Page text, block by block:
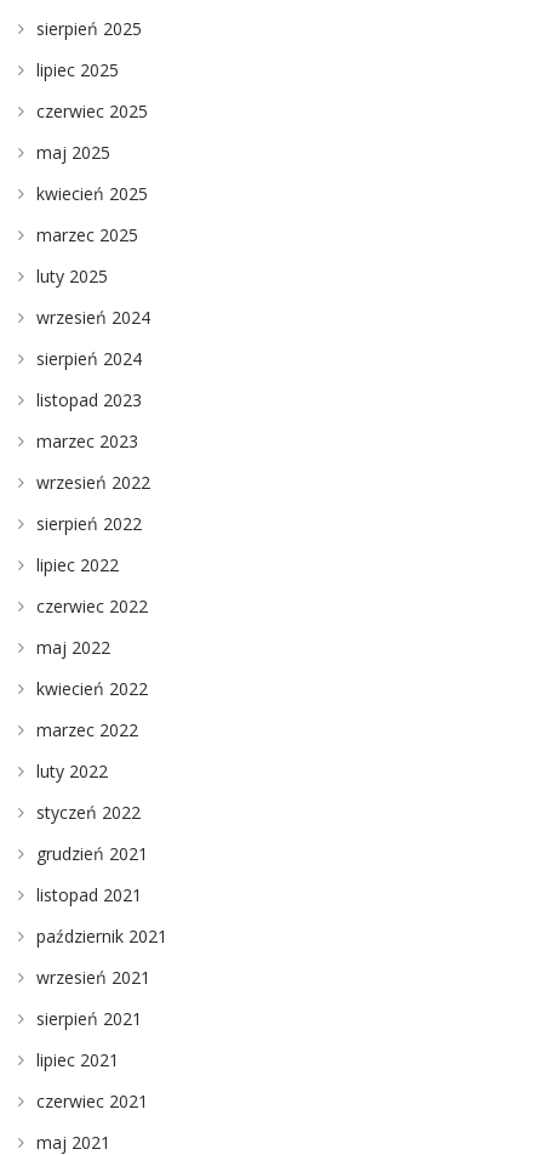
sierpień 2025
lipiec 2025
czerwiec 2025
maj 2025
kwiecień 2025
marzec 2025
luty 2025
wrzesień 2024
sierpień 2024
listopad 2023
marzec 2023
wrzesień 2022
sierpień 2022
lipiec 2022
czerwiec 2022
maj 2022
kwiecień 2022
marzec 2022
luty 2022
styczeń 2022
grudzień 2021
listopad 2021
październik 2021
wrzesień 2021
sierpień 2021
lipiec 2021
czerwiec 2021
maj 2021